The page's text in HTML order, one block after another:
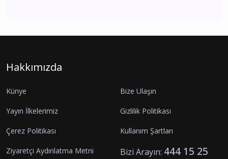
Hakkımızda
Künye Bize Ulaşın
Yayın İlkelerimiz Gizlilik Politikası
Çerez Politikası Kullanım Şartları
Ziyaretçi Aydınlatma Metni Bizi Arayın: 444 15 25